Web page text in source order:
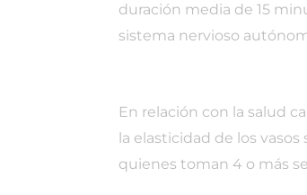
duración media de 15
sistema nervioso
En relación con la salud
la elasticidad de los
quienes toman 4 o más